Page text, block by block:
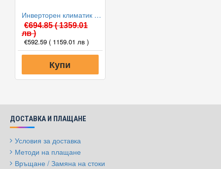
Инверторен климатик AUX ASW-H09B5A4/QDR3DI-C0 Neo, 9000 BTU, Клас A++
€694.85( 1359.01
лв )
€592.59 ( 1159.01 лв )
Купи
ДОСТАВКА И ПЛАЩАНЕ
Условия за доставка
Методи на плащане
Връщане / Замяна на стоки